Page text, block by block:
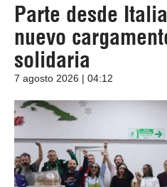
Parte desde
nuevo
solidaria
7 agosto 2026 | 04:12